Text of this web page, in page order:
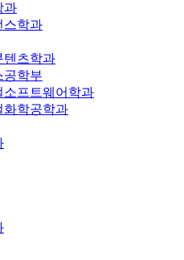
과
스학과
텐츠학과
공학부
소프트웨어학과
화학공학과